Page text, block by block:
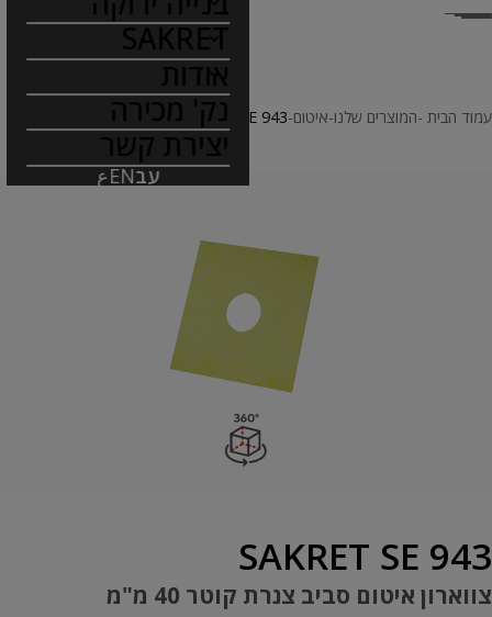
SAKRET
אודות
נק' מכירה
יצירת קשר
עבENع
עמוד הבית המוצרים שלנו איטום SAKRET SE 943
SAKRET SE 943
צווארון איטום סביב צנרת קוטר 40 מ"מ